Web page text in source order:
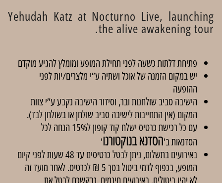
Yehudah Katz at Nocturno Live, launching
the alive awakening tour.
פתיחת דלתות כשעה לפני תחילת המופע ומומלץ להגיע מוקדם
יש במקום הזמנה של אוכל ושתיה ע”י מלצרים/יות לפני
ההופעה
הישיבה סביב שולחנות ובר, וסידור הישיבה נקבע ע”י צוות
המקום (אין התחייבות לישיבה סביב שולחן או בשולחן לבד).
עם כל רכישת כרטיס ישלח קוד קופון ל15% הנחה לכל
הסדנאות ב'הסדנא בנוקטורנו'
באירועים בתשלום, ניתן לבטל כרטיסים עד 48 שעות לפני קיום
המופע, בכפוף לדמי ביטול בסך 5 ₪ לכרטיס. לאחר מועד זה
לא יהיו ביטולים. באירועים חינמים, נבקשכם לבטל את